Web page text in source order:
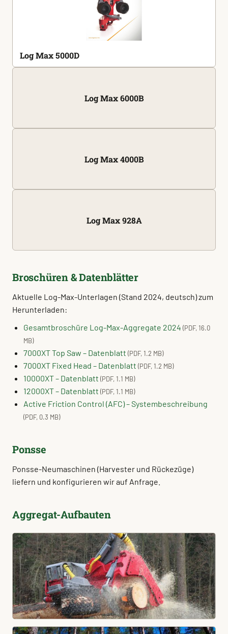
Log Max 5000D
Log Max 6000B
Log Max 4000B
Log Max 928A
Broschüren & Datenblätter
Aktuelle Log-Max-Unterlagen (Stand 2024, deutsch) zum
Herunterladen:
Gesamtbroschüre Log-Max-Aggregate 2024 (PDF, 16.0
MB)
7000XT Top Saw – Datenblatt (PDF, 1.2 MB)
7000XT Fixed Head – Datenblatt (PDF, 1.2 MB)
10000XT – Datenblatt (PDF, 1.1 MB)
12000XT – Datenblatt (PDF, 1.1 MB)
Active Friction Control (AFC) – Systembeschreibung
(PDF, 0.3 MB)
Ponsse
Ponsse-Neumaschinen (Harvester und Rückezüge)
liefern und konfigurieren wir auf Anfrage.
Aggregat-Aufbauten